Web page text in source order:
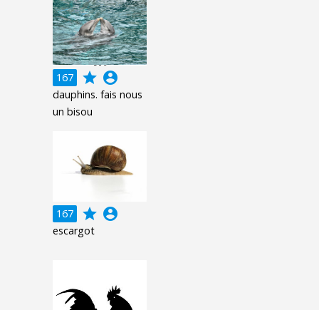
167 grade account_circle
dauphins. fais nous
un bisou
167 grade account_circle
escargot